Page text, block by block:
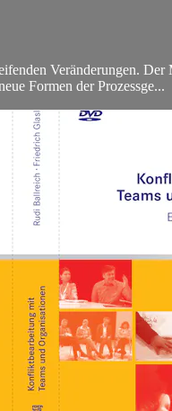
Veränderungen.
Formen der Prozessge...